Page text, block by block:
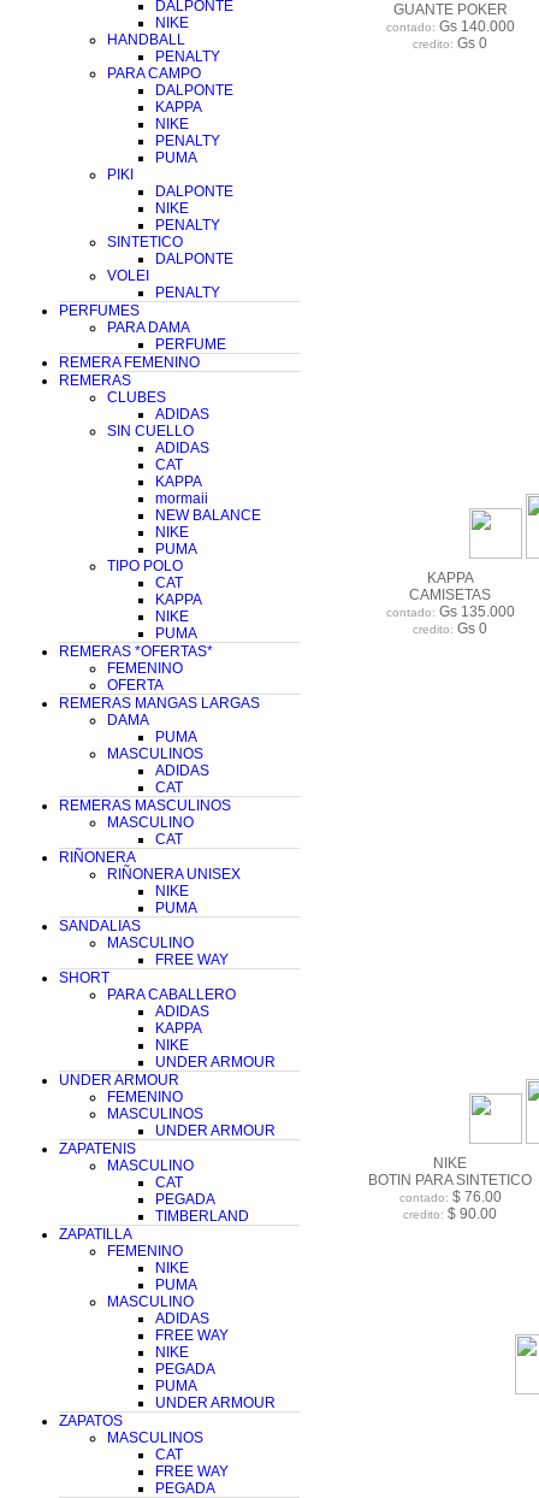
DALPONTE
NIKE
HANDBALL
PENALTY
PARA CAMPO
DALPONTE
KAPPA
NIKE
PENALTY
PUMA
PIKI
DALPONTE
NIKE
PENALTY
SINTETICO
DALPONTE
VOLEI
PENALTY
PERFUMES
PARA DAMA
PERFUME
REMERA FEMENINO
REMERAS
CLUBES
ADIDAS
SIN CUELLO
ADIDAS
CAT
KAPPA
mormaii
NEW BALANCE
NIKE
PUMA
TIPO POLO
CAT
KAPPA
NIKE
PUMA
REMERAS *OFERTAS*
FEMENINO
OFERTA
REMERAS MANGAS LARGAS
DAMA
PUMA
MASCULINOS
ADIDAS
CAT
REMERAS MASCULINOS
MASCULINO
CAT
RIÑONERA
RIÑONERA UNISEX
NIKE
PUMA
SANDALIAS
MASCULINO
FREE WAY
SHORT
PARA CABALLERO
ADIDAS
KAPPA
NIKE
UNDER ARMOUR
UNDER ARMOUR
FEMENINO
MASCULINOS
UNDER ARMOUR
ZAPATENIS
MASCULINO
CAT
PEGADA
TIMBERLAND
ZAPATILLA
FEMENINO
NIKE
PUMA
MASCULINO
ADIDAS
FREE WAY
NIKE
PEGADA
PUMA
UNDER ARMOUR
ZAPATOS
MASCULINOS
CAT
FREE WAY
PEGADA
GUANTE POKER
contado: Gs 140.000
credito: Gs 0
KAPPA
CAMISETAS
contado: Gs 135.000
credito: Gs 0
NIKE
BOTIN PARA SINTETICO
contado: $ 76.00
credito: $ 90.00